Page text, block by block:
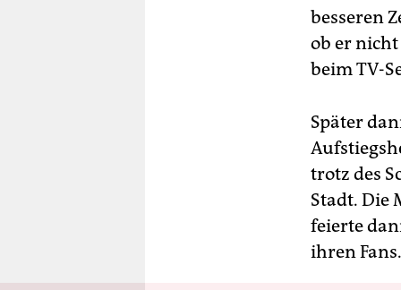
besseren
ob er
beim TV-
Später
trotz des
Stadt. Die
feierte
ihren Fans.